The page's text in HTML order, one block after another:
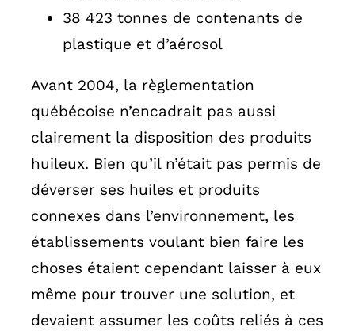
38 423 tonnes de contenants de
plastique et d’aérosol
Avant 2004, la règlementation
québécoise n’encadrait pas aussi
clairement la disposition des produits
huileux. Bien qu’il n’était pas permis de
déverser ses huiles et produits
connexes dans l’environnement, les
établissements voulant bien faire les
choses étaient cependant laisser à eux
même pour trouver une solution, et
devaient assumer les coûts reliés à ces